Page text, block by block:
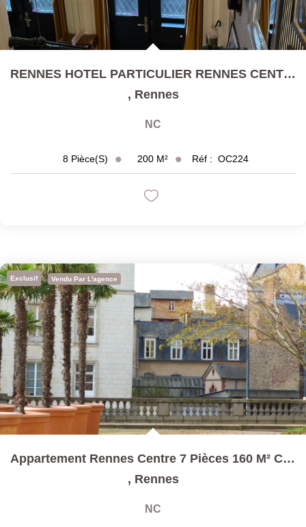
RENNES HOTEL PARTICULIER RENNES CENTRE Au Grand Confort De...
, Rennes
NC
8 Pièce(s) 200 M² Réf : OC224
Exclusif Vendu Par L'agence
Appartement Rennes Centre 7 Pièces 160 M² Carrez 211 M² Au...
, Rennes
NC